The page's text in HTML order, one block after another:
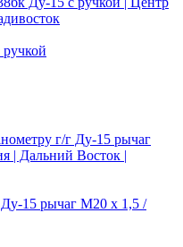
Ду-15 рычаг М20 x 1,5 /